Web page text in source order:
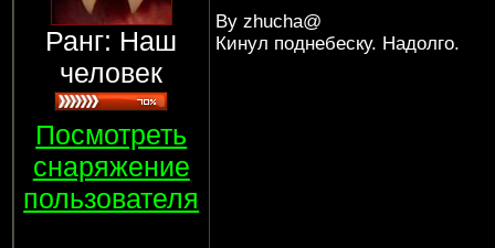
Ранг: Наш
человек
Посмотреть
снаряжение
пользователя
By zhucha@
Кинул поднебеску. Надолго.